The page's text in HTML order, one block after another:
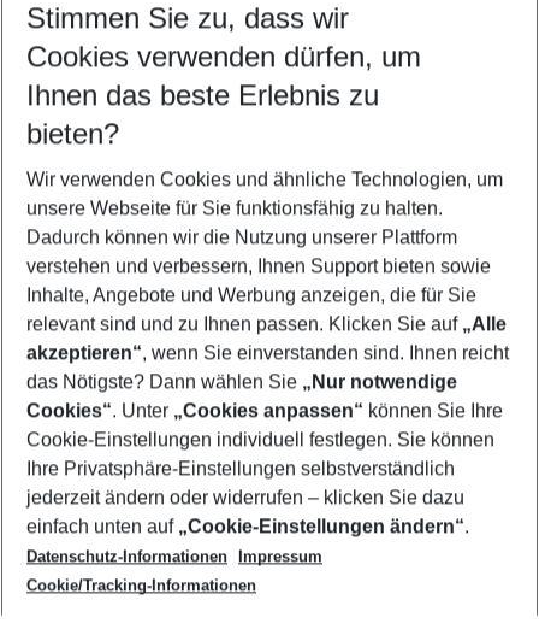
Abflughafen wählen
Beliebiger Abflughafen
Reisezeitraum wählen
09.08.26– 07.08.27 5-8 Nächte
2 Erwachsene Keine Kinder
Mehr Filter anzeigen
Footer
Footer navigation
Über uns
AGB
Cookie-Einstellungen ändern
Cookie-Richtlinie
Datenschutz
Service & Hilfe
Barrierefreies Reisen
Check-in
Folgen Sie uns
Stimmen Sie zu, dass wir
Cookies verwenden dürfen, um
Ihnen das beste Erlebnis zu
bieten?
Wir verwenden Cookies und ähnliche Technologien, um
unsere Webseite für Sie funktionsfähig zu halten.
Dadurch können wir die Nutzung unserer Plattform
verstehen und verbessern, Ihnen Support bieten sowie
Inhalte, Angebote und Werbung anzeigen, die für Sie
relevant sind und zu Ihnen passen. Klicken Sie auf „Alle
akzeptieren“, wenn Sie einverstanden sind. Ihnen reicht
das Nötigste? Dann wählen Sie „Nur notwendige
Cookies“. Unter „Cookies anpassen“ können Sie Ihre
Cookie-Einstellungen individuell festlegen. Sie können
Ihre Privatsphäre-Einstellungen selbstverständlich
jederzeit ändern oder widerrufen – klicken Sie dazu
einfach unten auf „Cookie-Einstellungen ändern“.
Datenschutz-Informationen
Impressum
Cookie/Tracking-Informationen